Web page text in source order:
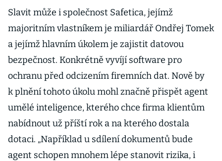
Slavit může i společnost Safetica, jejímž
majoritním vlastníkem je miliardář Ondřej Tomek
a jejímž hlavním úkolem je zajistit datovou
bezpečnost. Konkrétně vyvíjí software pro
ochranu před odcizením firemních dat. Nově by
k plnění tohoto úkolu mohl značně přispět agent
umělé inteligence, kterého chce firma klientům
nabídnout už příští rok a na kterého dostala
dotaci. „Například u sdílení dokumentů bude
agent schopen mnohem lépe stanovit rizika, i